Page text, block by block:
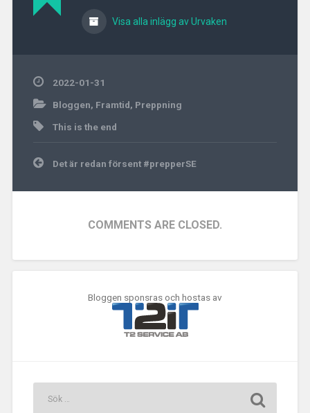
Visa alla inlägg av Urvaken
2022-01-31
Bloggen, Framtid, Preppning
This is the end
Inläggsnavigering
Det är redan försent #prepperSE
COMMENTS ARE CLOSED.
Bloggen sponsras och hostas av